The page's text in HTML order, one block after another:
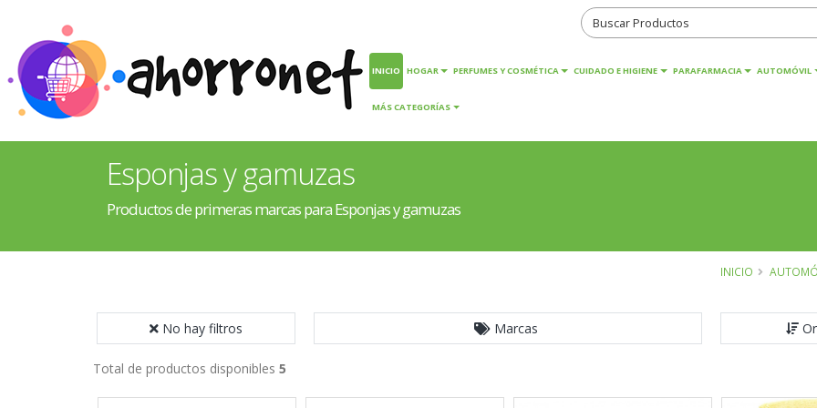
INICIO HOGAR PERFUMES Y COSMÉTICA CUIDADO E HIGIENE PARAFARMACIA AUTOMÓVIL
MÁS CATEGORÍAS
Esponjas y gamuzas
Productos de primeras marcas para Esponjas y gamuzas
INICIO
No hay filtros Marcas
Total de productos disponibles 5